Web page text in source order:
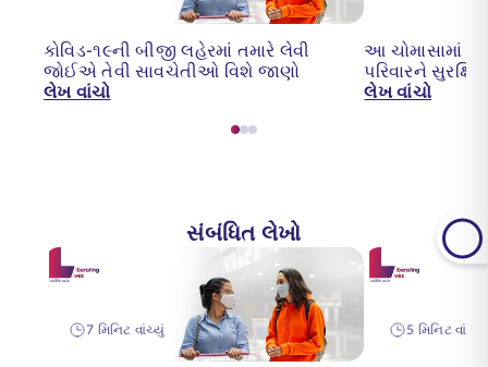
કોવિડ-૧૯ની બીજી લહેરમાં તમારે લેવી
જોઈએ તેવી સાવચેતીઓ વિશે જાણો
લેખ વાંચો
આ ચોમાસામાં
પરિવારને
લેખ વાંચો
સંબંધિત લેખો
7 મિનિટ વાંચ્યું 5 મિનિટ વાંચ્યું